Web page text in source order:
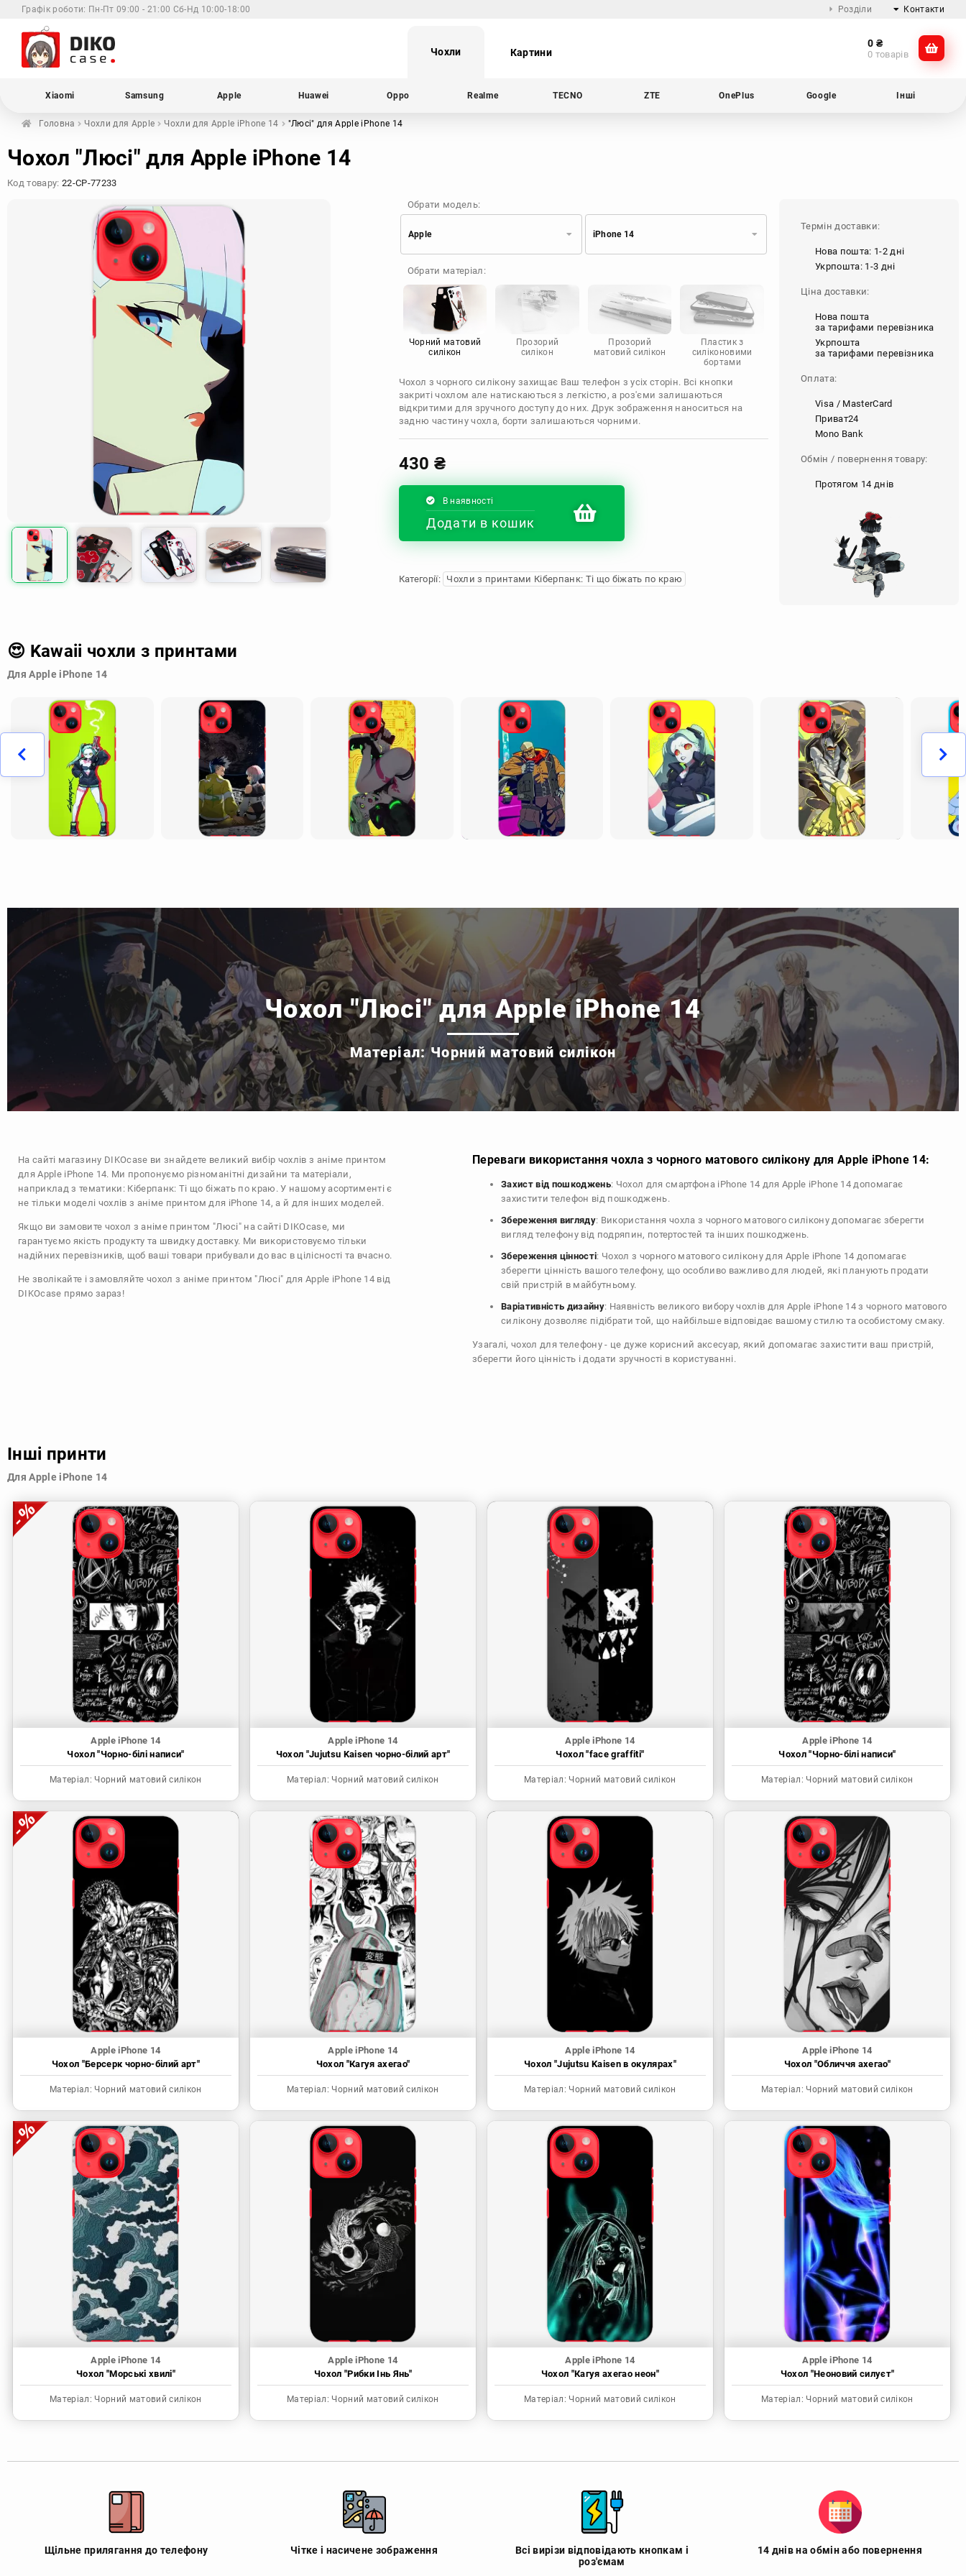
Графік роботи: Пн-Пт 09:00 - 21:00 Сб-Нд 10:00-18:00 Розділи Контакти
@dikocase
Чохли Картини
0 ₴
0 товарів
Xiaomi Samsung Apple Huawei Oppo Realme TECNO ZTE OnePlus Google Інші
Головна Чохли для Apple Чохли для Apple iPhone 14 "Люсі" для Apple iPhone 14
Чохол "Люсі" для Apple iPhone 14
Код товару: 22-CP-77233
Обрати модель:
Apple
Samsung
Apple
Oppo
Realme
OnePlus
Google
Doogee
Motorola
iPhone 14
Обрати матеріал:
Чорний матовий
силікон
Прозорий
силікон
Прозорий
матовий силікон
Пластик з
силіконовими
бортами
Чохол з чорного силікону захищає Ваш телефон з усіх сторін. Всі кнопки
закриті чохлом але натискаються з легкістю, а роз'єми залишаються
відкритими для зручного доступу до них. Друк зображення наноситься на
задню частину чохла, борти залишаються чорними.
430 ₴
В наявності
Додати в кошик
Категорії: Чохли з принтами Кіберпанк: Ті що біжать по краю
Термін доставки:
Нова пошта: 1-2 дні
Укрпошта: 1-3 дні
Ціна доставки:
Нова пошта
за тарифами перевізника
Укрпошта
за тарифами перевізника
Оплата:
Visa / MasterCard
Приват24
Mono Bank
Обмін / повернення товару:
Протягом 14 днів
😍 Kawaii чохли з принтами
Для Apple iPhone 14
Чохол "Люсі" для Apple iPhone 14
Матеріал: Чорний матовий силікон
На сайті магазину DIKOcase ви знайдете великий вибір чохлів з аніме принтом
для Apple iPhone 14. Ми пропонуємо різноманітні дизайни та матеріали,
наприклад з тематики: Кіберпанк: Ті що біжать по краю . У нашому асортименті є
не тільки моделі чохлів з аніме принтом для iPhone 14, а й для інших моделей.
Якщо ви замовите чохол з аніме принтом "Люсі" на сайті DIKOcase, ми
гарантуємо якість продукту та швидку доставку. Ми використовуємо тільки
надійних перевізників, щоб ваші товари прибували до вас в цілісності та вчасно.
Не зволікайте і замовляйте чохол з аніме принтом "Люсі" для Apple iPhone 14 від
DIKOcase прямо зараз!
Переваги використання чохла з чорного матового силікону для Apple iPhone 14:
Захист від пошкоджень: Чохол для смартфона iPhone 14 для Apple iPhone 14 допомагає
захистити телефон від пошкоджень.
Збереження вигляду: Використання чохла з чорного матового силікону допомагає зберегти
вигляд телефону від подряпин, потертостей та інших пошкоджень.
Збереження цінності: Чохол з чорного матового силікону для Apple iPhone 14 допомагає
зберегти цінність вашого телефону, що особливо важливо для людей, які планують продати
свій пристрій в майбутньому.
Варіативність дизайну: Наявність великого вибору чохлів для Apple iPhone 14 з чорного матового
силікону дозволяє підібрати той, що найбільше відповідає вашому стилю та особистому смаку.
Узагалі, чохол для телефону - це дуже корисний аксесуар, який допомагає захистити ваш пристрій,
зберегти його цінність і додати зручності в користуванні.
Інші принти
Для Apple iPhone 14
Apple iPhone 14
Чохол "Чорно-білі написи"
Матеріал: Чорний матовий силікон
Apple iPhone 14
Чохол "Jujutsu Kaisen чорно-білий арт"
Матеріал: Чорний матовий силікон
Apple iPhone 14
Чохол "face graffiti"
Матеріал: Чорний матовий силікон
Apple iPhone 14
Чохол "Чорно-білі написи"
Матеріал: Чорний матовий силікон
Apple iPhone 14
Чохол "Берсерк чорно-білий арт"
Матеріал: Чорний матовий силікон
Apple iPhone 14
Чохол "Кагуя ахегао"
Матеріал: Чорний матовий силікон
Apple iPhone 14
Чохол "Jujutsu Kaisen в окулярах"
Матеріал: Чорний матовий силікон
Apple iPhone 14
Чохол "Обличчя ахегао"
Матеріал: Чорний матовий силікон
Apple iPhone 14
Чохол "Морські хвилі"
Матеріал: Чорний матовий силікон
Apple iPhone 14
Чохол "Рибки Інь Янь"
Матеріал: Чорний матовий силікон
Apple iPhone 14
Чохол "Кагуя ахегао неон"
Матеріал: Чорний матовий силікон
Apple iPhone 14
Чохол "Неоновий силуєт"
Матеріал: Чорний матовий силікон
Щільне прилягання до телефону Чітке і насичене зображення
Всі вирізи відповідають кнопкам і
роз'ємам
14 днів на обмін або повернення